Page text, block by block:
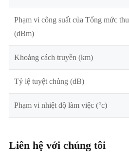
Phạm vi công suất của Tổng mức thu
(dBm)
Khoảng cách truyền (km)
Tỷ lệ tuyệt chủng (dB)
Phạm vi nhiệt độ làm việc (°c)
Liên hệ với chúng tôi